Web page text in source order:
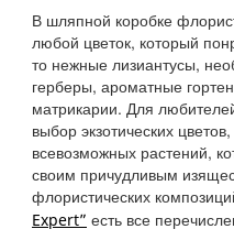
В шляпной коробке
любой цветок, который
то нежные лизиантусы,
герберы, ароматные
матрикарии. Для
выбор экзотических
всевозможных растений,
своим причудливым
флористических
Expert” есть все